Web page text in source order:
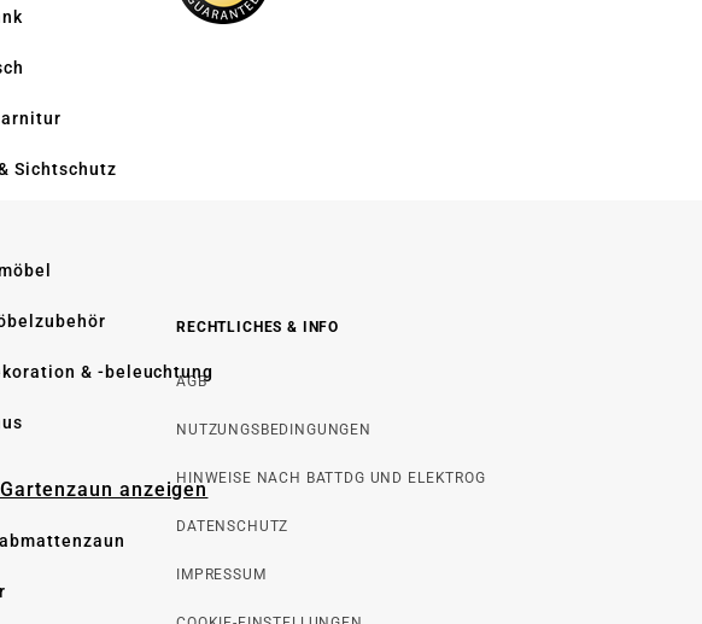
Sichtschutz
& -beleuchtung
anzeigen
RECHTLICHES & INFO
AGB
NUTZUNGSBEDINGUNGEN
HINWEISE NACH BATTDG UND ELEKTROG
DATENSCHUTZ
IMPRESSUM